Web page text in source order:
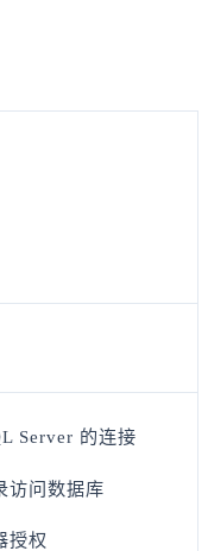
Server 的连接
访问数据库
授权